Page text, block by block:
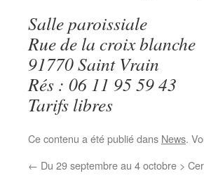
Salle paroissiale
Rue de la croix blanche
91770 Saint Vrain
Rés : 06 11 95 59 43
Tarifs libres
Ce contenu a été publié dans News.
← Du 29 septembre au 4 octobre >